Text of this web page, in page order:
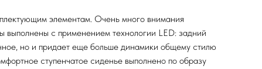
элементам. Очень много внимания
выполнены с применением технологии LED: задний
но и придает еще больше динамики общему стилю
ступенчатое сиденье выполнено по образу